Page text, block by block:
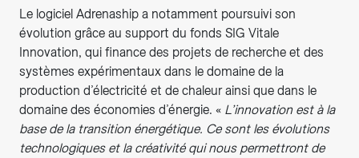
Le logiciel Adrenaship a notamment poursuivi son
évolution grâce au support du fonds SIG Vitale
Innovation, qui finance des projets de recherche et des
systèmes expérimentaux dans le domaine de la
production d’électricité et de chaleur ainsi que dans le
domaine des économies d’énergie. « L’innovation est à la
base de la transition énergétique. Ce sont les évolutions
technologiques et la créativité qui nous permettront de